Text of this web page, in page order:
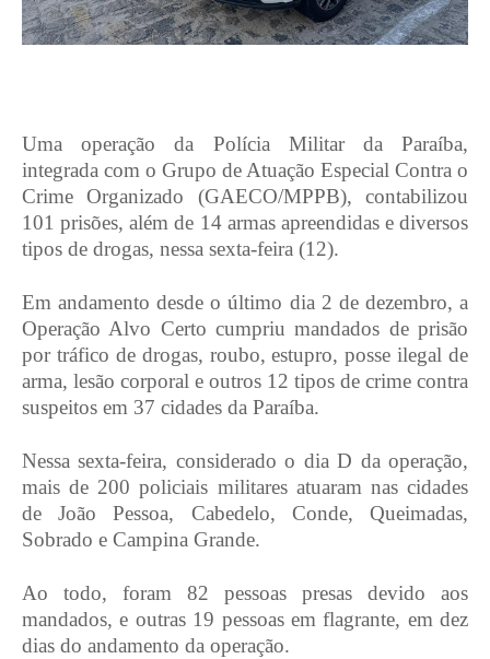
Uma operação da Polícia Militar da Paraíba,
integrada com o Grupo de Atuação Especial Contra o
Crime Organizado (GAECO/MPPB), contabilizou
101 prisões, além de 14 armas apreendidas e diversos
tipos de drogas, nessa sexta-feira (12).
Em andamento desde o último dia 2 de dezembro, a
Operação Alvo Certo cumpriu mandados de prisão
por tráfico de drogas, roubo, estupro, posse ilegal de
arma, lesão corporal e outros 12 tipos de crime contra
suspeitos em 37 cidades da Paraíba.
Nessa sexta-feira, considerado o dia D da operação,
mais de 200 policiais militares atuaram nas cidades
de João Pessoa, Cabedelo, Conde, Queimadas,
Sobrado e Campina Grande.
Ao todo, foram 82 pessoas presas devido aos
mandados, e outras 19 pessoas em flagrante, em dez
dias do andamento da operação.